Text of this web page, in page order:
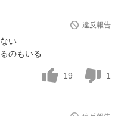
違反報告
い
のもいる
19 1